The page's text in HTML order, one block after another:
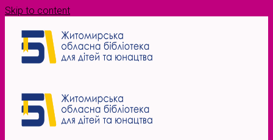
Skip to content